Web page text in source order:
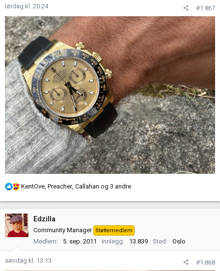
n
e
r
:
lørdag kl. 20:24 #1.867
R
k
s
e
KentOve Preacher, Callahan og 3 andre
Edzilla
Community Manager Støttemedlem
Medlem 5. sep. 2011 Innlegg 13.839 Sted Oslo
søndag kl. 13:13 #1.868